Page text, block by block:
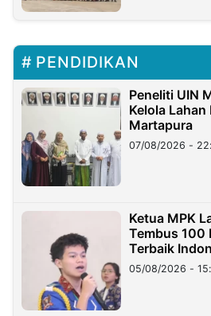
PENDIDIKAN
Peneliti UIN
Kelola
Martapura
07/08/2026 -
Ketua MPK
Tembus 100
Terbaik
05/08/2026 -